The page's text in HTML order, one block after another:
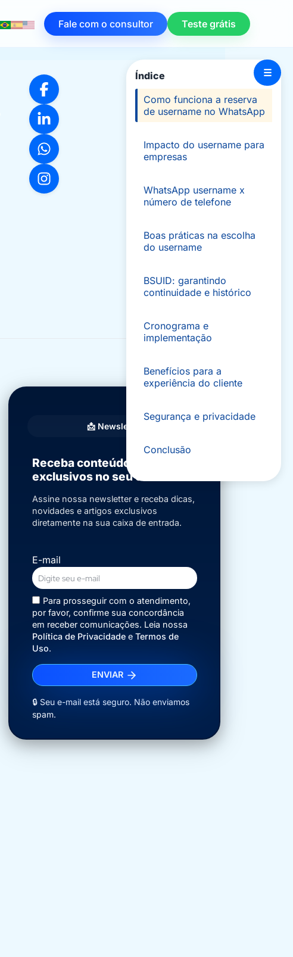
Fale com o consultor Teste grátis
📩 Newsletter
Receba conteúdos
exclusivos no seu e-mail
Assine nossa newsletter e receba dicas,
novidades e artigos exclusivos
diretamente na sua caixa de entrada.
E-mail
Para prosseguir com o atendimento,
por favor, confirme sua concordância
em receber comunicações. Leia nossa
Política de Privacidadee Termos de
Uso.
ENVIAR
🔒 Seu e-mail está seguro. Não enviamos
spam.
Índice ☰
Como funciona a reserva
de username no WhatsApp
Impacto do username para
empresas
WhatsApp username x
número de telefone
Boas práticas na escolha
do username
BSUID: garantindo
continuidade e histórico
Cronograma e
implementação
Benefícios para a
experiência do cliente
Segurança e privacidade
Conclusão